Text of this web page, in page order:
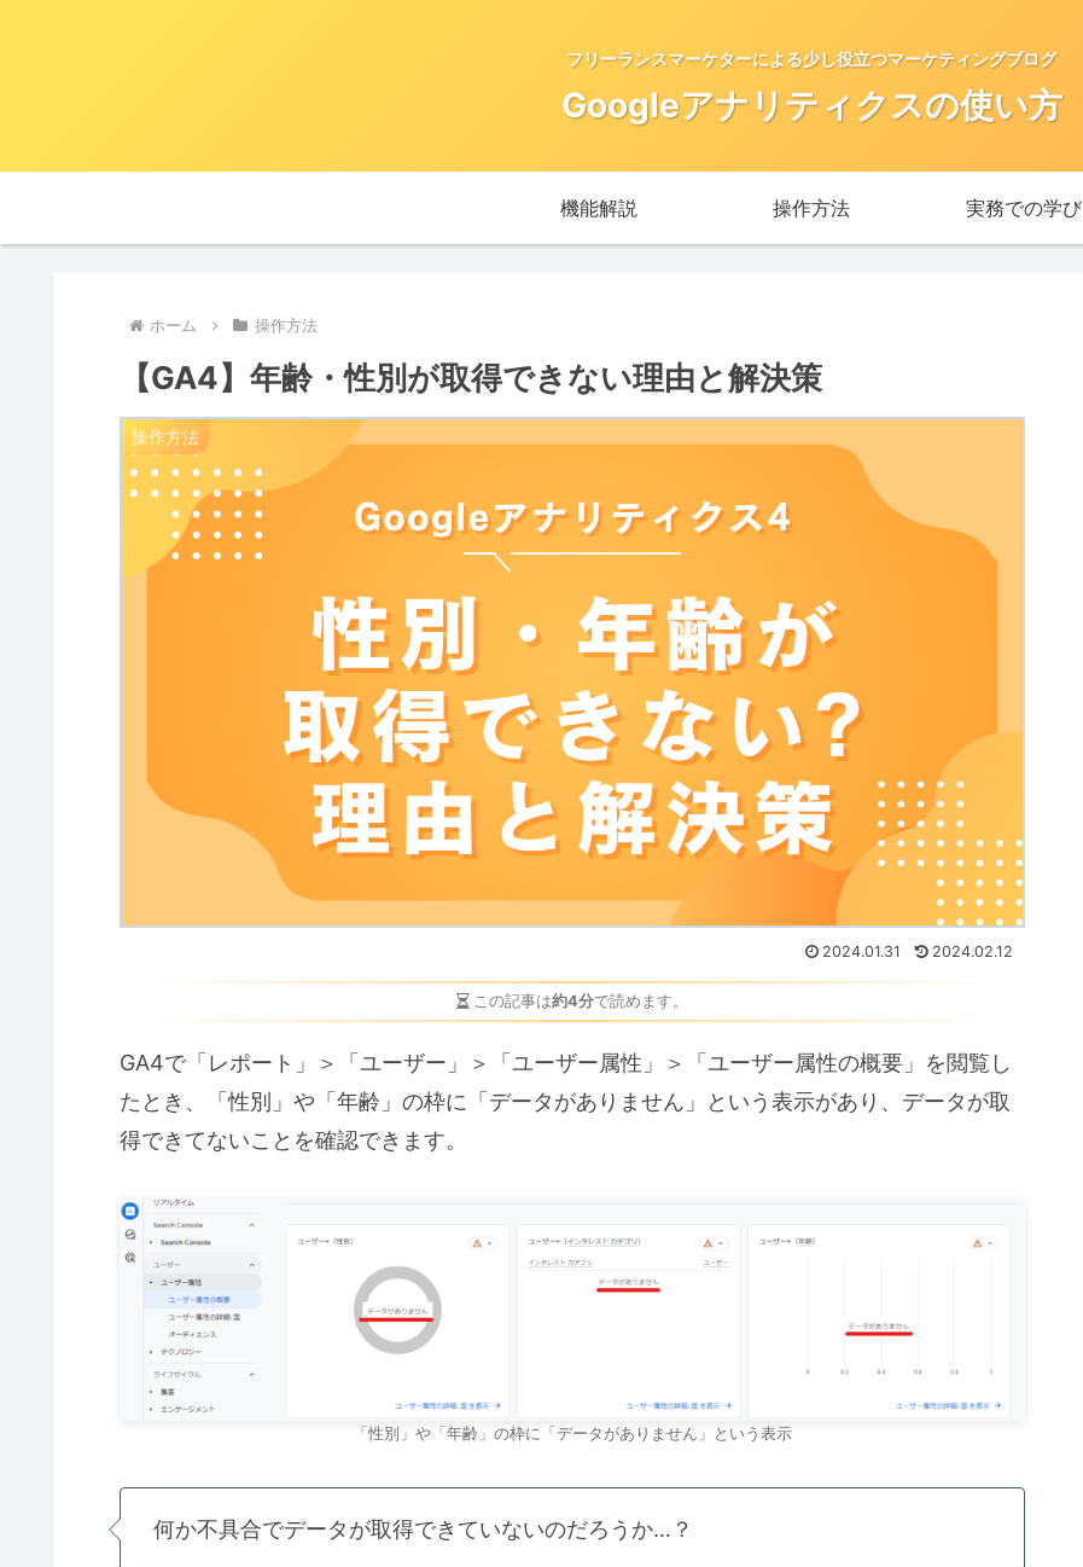
フリーランスマーケターによる少し役立つマーケティングブログ
Googleアナリティクスの使い方
機能解説 操作方法 実務での学び
ホーム 操作方法
【GA4】年齢・性別が取得できない理由と解決策
操作方法
2024.01.31 2024.02.12
この記事は約4分で読めます。
GA4で「レポート」＞「ユーザー」＞「ユーザー属性」＞「ユーザー属性の概要」を閲覧し
たとき、「性別」や「年齢」の枠に「データがありません」という表示があり、データが取
得できてないことを確認できます。
「性別」や「年齢」の枠に「データがありません」という表示
何か不具合でデータが取得できていないのだろうか…？